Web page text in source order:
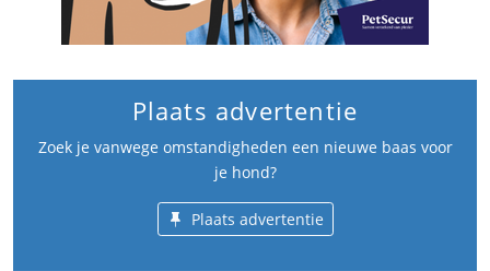
Plaats advertentie
Zoek je vanwege omstandigheden een nieuwe baas voor
je hond?
Plaats advertentie